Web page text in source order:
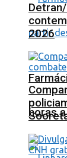
horas
2026